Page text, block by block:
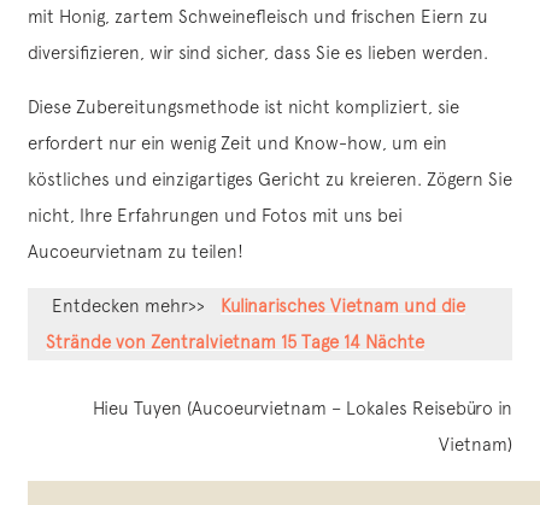
mit Honig, zartem Schweinefleisch und frischen Eiern zu
diversifizieren, wir sind sicher, dass Sie es lieben werden.
Diese Zubereitungsmethode ist nicht kompliziert, sie
erfordert nur ein wenig Zeit und Know-how, um ein
köstliches und einzigartiges Gericht zu kreieren. Zögern Sie
nicht, Ihre Erfahrungen und Fotos mit uns bei
Aucoeurvietnam zu teilen!
Entdecken mehr>>
Kulinarisches Vietnam und die
Strände von Zentralvietnam 15 Tage 14 Nächte
Hieu Tuyen (Aucoeurvietnam – Lokales Reisebüro in
Vietnam)